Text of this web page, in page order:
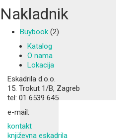
Nakladnik
Buybook (2)
Katalog
O nama
Lokacija
Eskadrila d.o.o.
15. Trokut 1/B, Zagreb
tel: 01 6539 645
e-mail:
kontakt
književna eskadrila